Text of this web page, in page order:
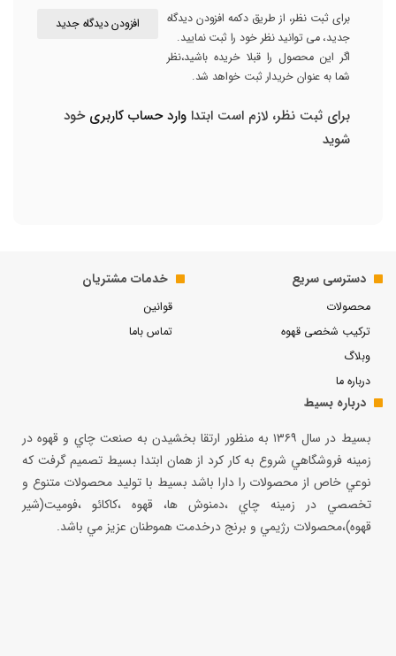
برای ثبت نظر، از طریق دکمه افزودن دیدگاه
جدید، می توانید نظر خود را ثبت نمایید.
اگر این محصول را قبلا خریده باشید،نظر
شما به عنوان خریدار ثبت خواهد شد.
افزودن دیدگاه جدید
برای ثبت نظر، لازم است ابتدا وارد حساب کاربریخود
شوید
دسترسی سریع
محصولات
ترکیب شخصی قهوه
وبلاگ
درباره ما
خدمات مشتریان
قوانین
تماس باما
درباره بسیط
بسيط در سال ۱۳۶۹ به منظور ارتقا بخشيدن به صنعت چاي و قهوه در
زمينه فروشگاهي شروع به كار كرد از همان ابتدا بسيط تصميم گرفت كه
نوعي خاص از محصولات را دارا باشد بسيط با توليد محصولات متنوع و
تخصصي در زمينه چاي ،دمنوش ها، قهوه ،كاكائو ،فوميت(شير
قهوه)،محصولات رژيمي و برنج درخدمت هموطنان عزيز مي باشد.